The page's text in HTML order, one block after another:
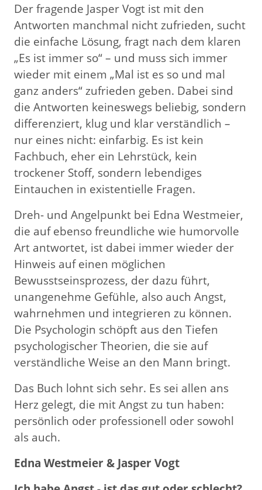
Der fragende Jasper Vogt ist mit den
Antworten manchmal nicht zufrieden, sucht
die einfache Lösung, fragt nach dem klaren
„Es ist immer so“ – und muss sich immer
wieder mit einem „Mal ist es so und mal
ganz anders“ zufrieden geben. Dabei sind
die Antworten keineswegs beliebig, sondern
differenziert, klug und klar verständlich –
nur eines nicht: einfarbig. Es ist kein
Fachbuch, eher ein Lehrstück, kein
trockener Stoff, sondern lebendiges
Eintauchen in existentielle Fragen.
Dreh- und Angelpunkt bei Edna Westmeier,
die auf ebenso freundliche wie humorvolle
Art antwortet, ist dabei immer wieder der
Hinweis auf einen möglichen
Bewusstseinsprozess, der dazu führt,
unangenehme Gefühle, also auch Angst,
wahrnehmen und integrieren zu können.
Die Psychologin schöpft aus den Tiefen
psychologischer Theorien, die sie auf
verständliche Weise an den Mann bringt.
Das Buch lohnt sich sehr. Es sei allen ans
Herz gelegt, die mit Angst zu tun haben:
persönlich oder professionell oder sowohl
als auch.
Edna Westmeier & Jasper Vogt